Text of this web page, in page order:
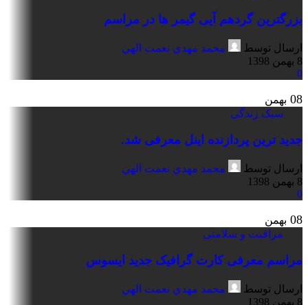
بزرگترین گردهم آیی گیمر ها در مراسم
ارسال توسط
محمد مهدي نعمت الهي
8 بهمن 1398
0
08 بهمن
سبک زندگی
جدید ترین پردازنده اینل معرفی شد.
ارسال توسط
محمد مهدي نعمت الهي
8 بهمن 1398
0
08 بهمن
مراقبت و سلامتی
مراسم معرفی کارت گرافیک جدید ایسوس
ارسال توسط
محمد مهدي نعمت الهي
8 بهمن 1398